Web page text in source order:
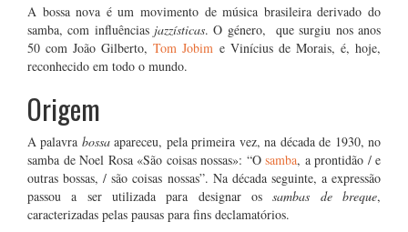
A bossa nova é um movimento de música brasileira derivado do
samba, com influências jazzísticas. O género, que surgiu nos anos
50 com João Gilberto,Tom Jobim e Vinícius de Morais, é, hoje,
reconhecido em todo o mundo.
Origem
A palavra bossaapareceu, pela primeira vez, na década de 1930, no
samba de Noel Rosa «São coisas nossas»: “O samba, a prontidão / e
outras bossas, / são coisas nossas”. Na década seguinte, a expressão
passou a ser utilizada para designar ossambas de breque,
caracterizadas pelas pausas para fins declamatórios.